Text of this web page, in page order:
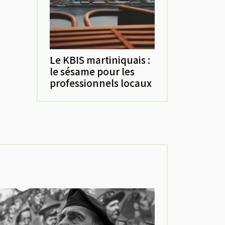
Le KBIS martiniquais :
le sésame pour les
professionnels locaux